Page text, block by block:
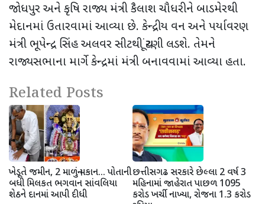
જોધપુર અને કૃષિ રાજ્ય મંત્રી કૈલાશ ચૌધરીને બાડમેરથી
મેદાનમાં ઉતારવામાં આવ્યા છે. કેન્દ્રીય વન અને પર્યાવરણ
મંત્રી ભૂપેન્દ્ર સિંહ અલવર સીટથી ચૂંટણી લડશે. તેમને
રાજ્યસભાના માર્ગે કેન્દ્રમાં મંત્રી બનાવવામાં આવ્યા હતા.
Related Posts
ખેડૂતે જમીન, 2 માળનું મકાન... પોતાની
બધી મિલકત ભગવાન સાંવલિયા
શેઠને દાનમાં આપી દીધી
છત્તીસગઢ સરકારે છેલ્લા 2 વર્ષ 3
મહિનામાં જાહેરાત પાછળ 1095
કરોડ ખર્ચી નાખ્યા, રોજના 1.3 કરોડ